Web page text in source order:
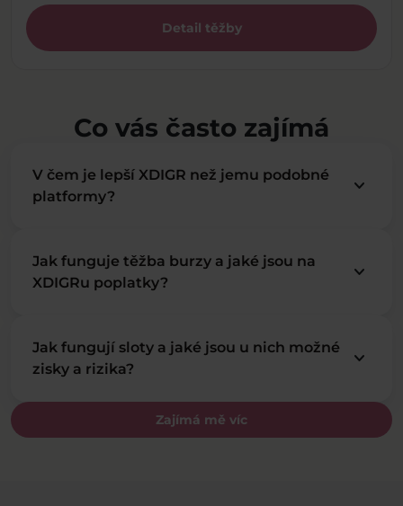
Detail těžby
Co vás často zajímá
Zajímá mě víc
V čem je lepší XDIGR než jemu podobné
platformy?
keyboard_arrow_down
Jak funguje těžba burzy a jaké jsou na
XDIGRu poplatky?
keyboard_arrow_down
Jak fungují sloty a jaké jsou u nich možné
zisky a rizika?
keyboard_arrow_down